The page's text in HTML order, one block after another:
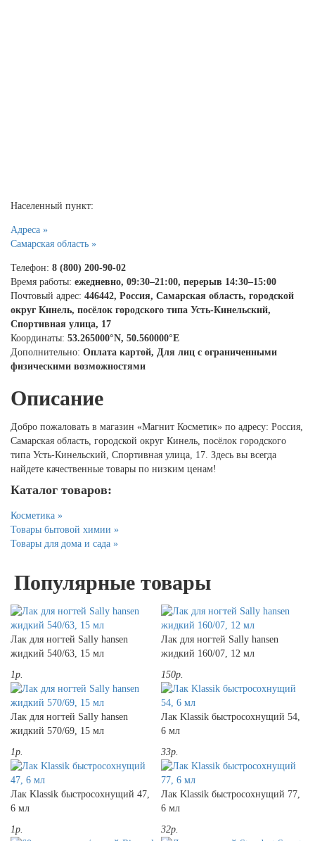
Населенный пункт:
Адреса »
Самарская область »
Телефон: 8 (800) 200-90-02
Время работы: ежедневно, 09:30–21:00, перерыв 14:30–15:00
Почтовый адрес: 446442, Россия, Самарская область, городской
округ Кинель, посёлок городского типа Усть-Кинельский,
Спортивная улица, 17
Координаты: 53.265000°N, 50.560000°E
Дополнительно: Оплата картой, Для лиц с ограниченными
физическими возможностями
Описание
Добро пожаловать в магазин «Магнит Косметик» по адресу: Россия,
Самарская область, городской округ Кинель, посёлок городского
типа Усть-Кинельский, Спортивная улица, 17. Здесь вы всегда
найдете качественные товары по низким ценам!
Каталог товаров:
Косметика »
Товары бытовой химии »
Товары для дома и сада »
Популярные товары
Лак для ногтей Sally hansen
жидкий 540/63, 15 мл
1р.
Лак для ногтей Sally hansen
жидкий 160/07, 12 мл
150р.
Лак для ногтей Sally hansen
жидкий 570/69, 15 мл
1р.
Лак Klassik быстросохнущий 54,
6 мл
33р.
Лак Klassik быстросохнущий 47,
6 мл
1р.
Лак Klassik быстросохнущий 77,
6 мл
32р.